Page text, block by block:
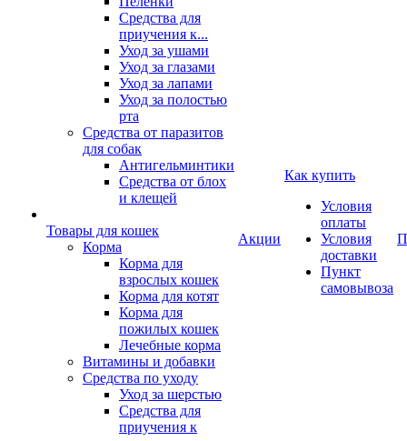
Средства для
приучения к...
Уход за ушами
Уход за глазами
Уход за лапами
Уход за полостью
рта
Средства от паразитов
для собак
Антигельминтики
Средства от блох
и клещей
Товары для кошек
Корма
Корма для
взрослых кошек
Корма для котят
Корма для
пожилых кошек
Лечебные корма
Витамины и добавки
Средства по уходу
Уход за шерстью
Средства для
приучения к
Акции
Как купить
Условия
оплаты
Условия
доставки
Пункт
самовывоза